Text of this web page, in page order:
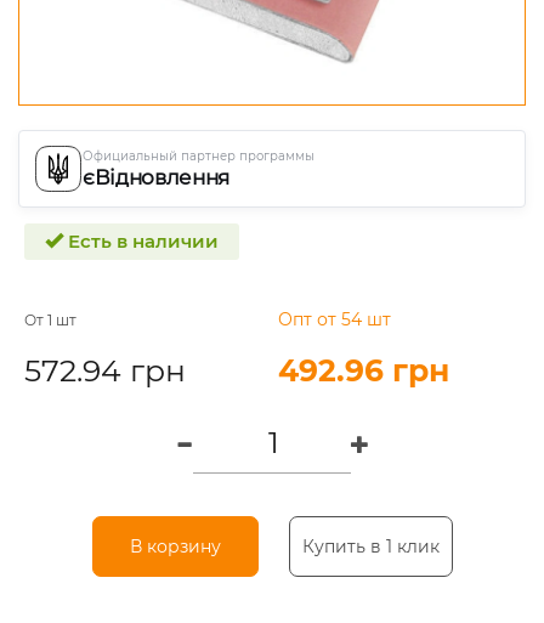
Официальный партнер программы
єВідновлення
Есть в наличии
От 1 шт
572.94 грн
Опт от 54 шт
492.96 грн
В корзину Купить в 1 клик